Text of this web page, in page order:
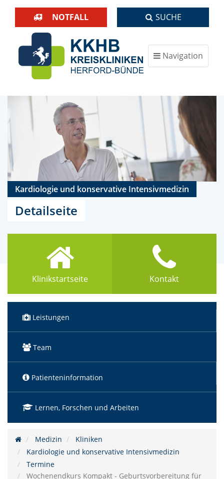
NOTFALL SUCHE
Navigation
ein-/ausblenden
Kardiologie und konservative Intensivmedizin
Detailseite
Klinikstartseite Kontakt
Leistungen
Team
Patienteninformation
Lernen, Forschen und Arbeiten
Medizin
Kliniken
Kardiologie und konservative Intensivmedizin
Termine
Wochenendkurs Kompakt - Geburtsvorbereitung für